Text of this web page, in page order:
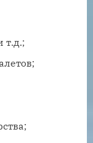
т.д.;